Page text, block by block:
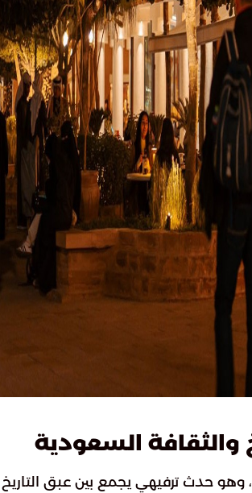
، وهو حدث ترفيهي يجمع بين عبق التاريخ